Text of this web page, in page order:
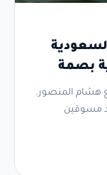
بصمة
هشام المنصور.
مسوقين